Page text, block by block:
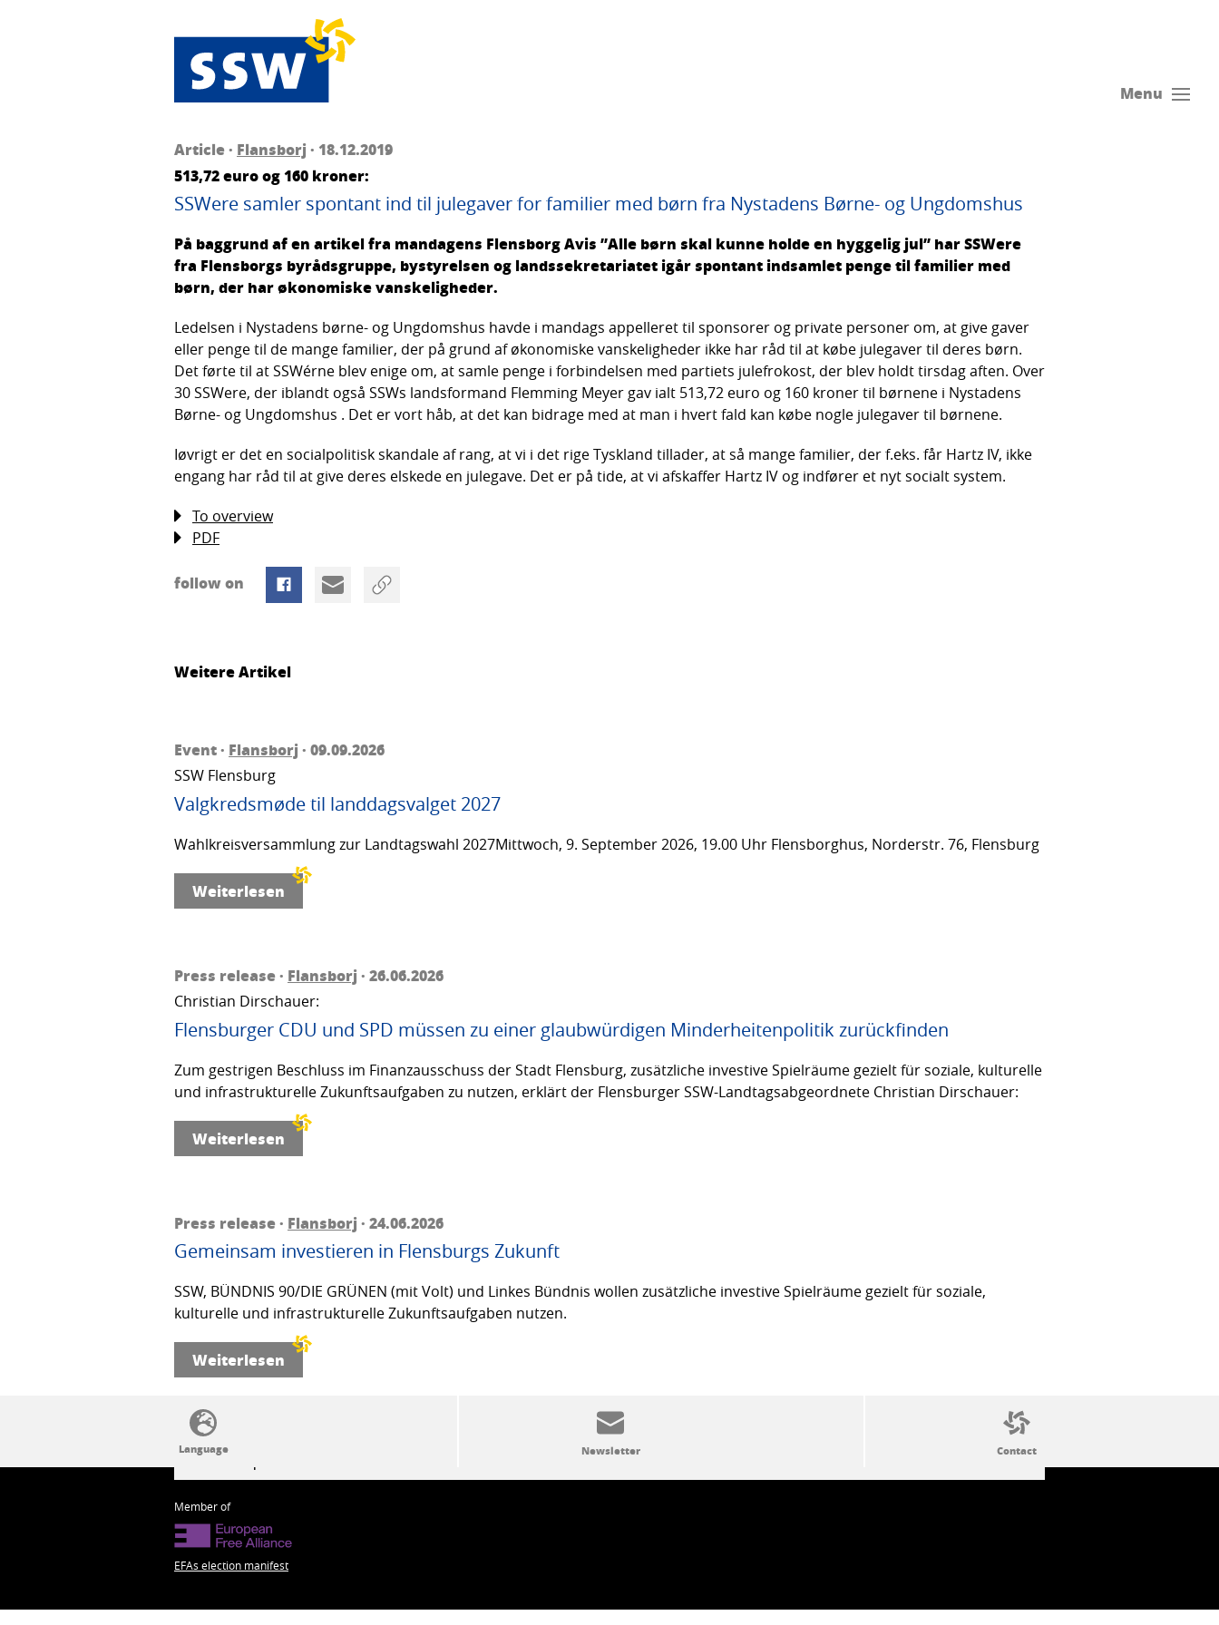
Menu
Article · Flansborj· 18.12.2019
513,72 euro og 160 kroner:
SSWere samler spontant ind til julegaver for familier med børn fra Nystadens Børne- og Ungdomshus
På baggrund af en artikel fra mandagens Flensborg Avis ”Alle børn skal kunne holde en hyggelig jul” har SSWere
fra Flensborgs byrådsgruppe, bystyrelsen og landssekretariatet igår spontant indsamlet penge til familier med
børn, der har økonomiske vanskeligheder.
Ledelsen i Nystadens børne- og Ungdomshus havde i mandags appelleret til sponsorer og private personer om, at give gaver
eller penge til de mange familier, der på grund af økonomiske vanskeligheder ikke har råd til at købe julegaver til deres børn.
Det førte til at SSWérne blev enige om, at samle penge i forbindelsen med partiets julefrokost, der blev holdt tirsdag aften. Over
30 SSWere, der iblandt også SSWs landsformand Flemming Meyer gav ialt 513,72 euro og 160 kroner til børnene i Nystadens
Børne- og Ungdomshus . Det er vort håb, at det kan bidrage med at man i hvert fald kan købe nogle julegaver til børnene.
Iøvrigt er det en socialpolitisk skandale af rang, at vi i det rige Tyskland tillader, at så mange familier, der f.eks. får Hartz IV, ikke
engang har råd til at give deres elskede en julegave. Det er på tide, at vi afskaffer Hartz IV og indfører et nyt socialt system.
To overview
PDF
follow on
Weitere Artikel
Event · Flansborj· 09.09.2026
SSW Flensburg
Valgkredsmøde til landdagsvalget 2027
Wahlkreisversammlung zur Landtagswahl 2027Mittwoch, 9. September 2026, 19.00 Uhr Flensborghus, Norderstr. 76, Flensburg
Weiterlesen
Press release · Flansborj· 26.06.2026
Christian Dirschauer:
Flensburger CDU und SPD müssen zu einer glaubwürdigen Minderheitenpolitik zurückfinden
Zum gestrigen Beschluss im Finanzausschuss der Stadt Flensburg, zusätzliche investive Spielräume gezielt für soziale, kulturelle
und infrastrukturelle Zukunftsaufgaben zu nutzen, erklärt der Flensburger SSW-Landtagsabgeordnete Christian Dirschauer:
Weiterlesen
Press release · Flansborj· 24.06.2026
Gemeinsam investieren in Flensburgs Zukunft
SSW, BÜNDNIS 90/DIE GRÜNEN (mit Volt) und Linkes Bündnis wollen zusätzliche investive Spielräume gezielt für soziale,
kulturelle und infrastrukturelle Zukunftsaufgaben nutzen.
Weiterlesen
SSW politics from A to Z
Member of
EFAs election manifest